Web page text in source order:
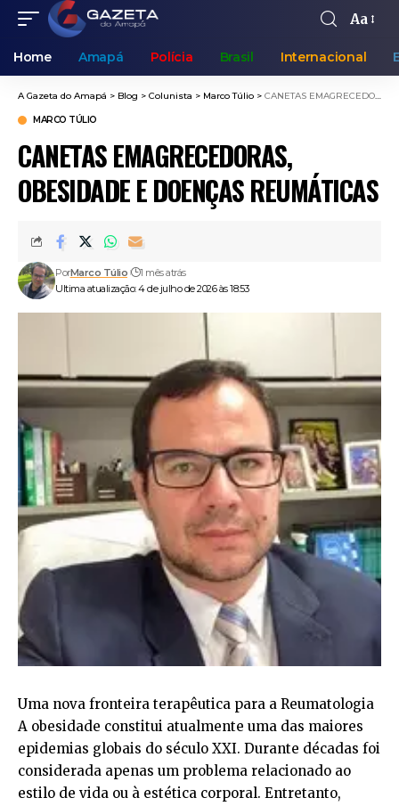
Aa
Home Amapá Polícia Brasil Internacional
A Gazeta do Amapá > Blog > Colunista > Marco Túlio > CANETAS EMAGRECEDORAS, OBESIDADE E DOENÇAS REUMÁTICAS
MARCO TÚLIO
CANETAS EMAGRECEDORAS,
OBESIDADE E DOENÇAS REUMÁTICAS
Ultima atualização: 4 de julho de 2026 às 18:53
PorMarco Túlio 1 mês atrás
Uma nova fronteira terapêutica para a Reumatologia
A obesidade constitui atualmente uma das maiores
epidemias globais do século XXI. Durante décadas foi
considerada apenas um problema relacionado ao
estilo de vida ou à estética corporal. Entretanto,